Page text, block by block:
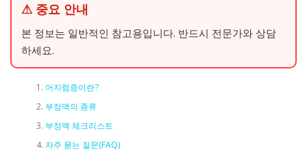
⚠ 중요 안내
본 정보는 일반적인 참고용입니다. 반드시 전문가와 상담
하세요.
어지럼증이란?
부정맥의 종류
부정맥 체크리스트
자주 묻는 질문(FAQ)